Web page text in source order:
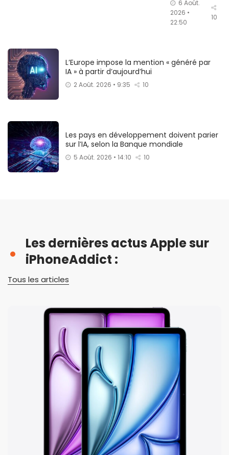
6 Août.
2026 •
22:50
10
L’Europe impose la mention « généré par
IA » à partir d’aujourd’hui
2 Août. 2026 • 9:35 10
Les pays en développement doivent parier
sur l’IA, selon la Banque mondiale
5 Août. 2026 • 14:10 10
Les dernières actus Apple sur
iPhoneAddict :
Tous les articles